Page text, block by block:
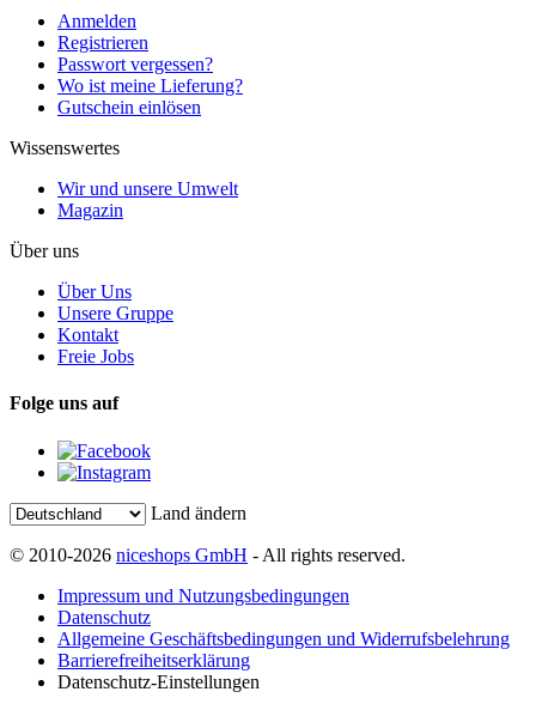
Anmelden
Registrieren
Passwort vergessen?
Wo ist meine Lieferung?
Gutschein einlösen
Wissenswertes
Wir und unsere Umwelt
Magazin
Über uns
Über Uns
Unsere Gruppe
Kontakt
Freie Jobs
Folge uns auf
Land ändern
© 2010-2026 niceshops GmbH - All rights reserved.
Impressum und Nutzungsbedingungen
Datenschutz
Allgemeine Geschäftsbedingungen und Widerrufsbelehrung
Barrierefreiheitserklärung
Datenschutz-Einstellungen